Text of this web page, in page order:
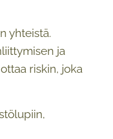
yhteistä.
ja
riskin, joka